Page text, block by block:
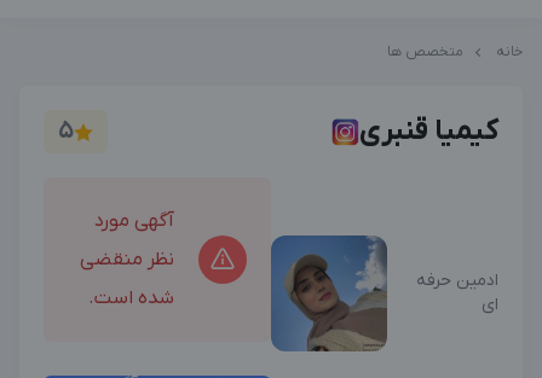
خانه متخصص ها
کیمیا قنبری 5
ادمین حرفه
ای
آگهی مورد
نظر منقضی
شده است.